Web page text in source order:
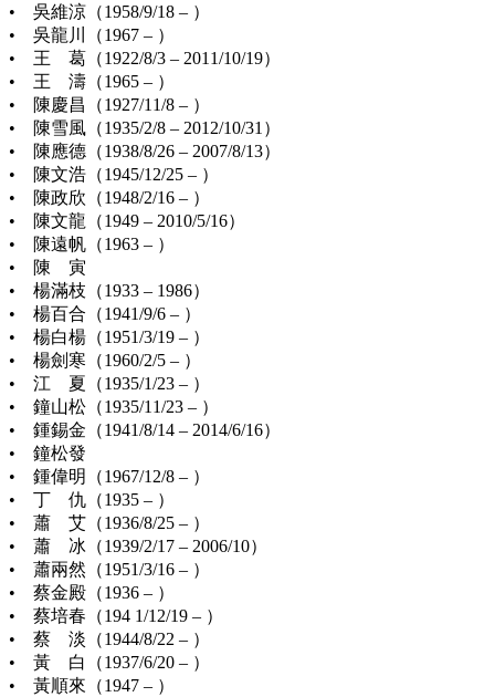
• 吳維涼（1958/9/18 – ）
• 吳龍川（1967 – ）
• 王 葛（1922/8/3 – 2011/10/19）
• 王 濤（1965 – ）
• 陳慶昌（1927/11/8 – ）
• 陳雪風（1935/2/8 – 2012/10/31）
• 陳應德（1938/8/26 – 2007/8/13）
• 陳文浩（1945/12/25 – ）
• 陳政欣（1948/2/16 – ）
• 陳文龍（1949 – 2010/5/16）
• 陳遠帆（1963 – ）
• 陳 寅
• 楊滿枝（1933 – 1986）
• 楊百合（1941/9/6 – ）
• 楊白楊（1951/3/19 – ）
• 楊劍寒（1960/2/5 – ）
• 江 夏（1935/1/23 – ）
• 鐘山松（1935/11/23 – ）
• 鍾錫金（1941/8/14 – 2014/6/16）
• 鐘松發
• 鍾偉明（1967/12/8 – ）
• 丁 仇（1935 – ）
• 蕭 艾（1936/8/25 – ）
• 蕭 冰（1939/2/17 – 2006/10）
• 蕭兩然（1951/3/16 – ）
• 蔡金殿（1936 – ）
• 蔡培春（194 1/12/19 – ）
• 蔡 淡（1944/8/22 – ）
• 黃 白（1937/6/20 – ）
• 黃順來（1947 – ）